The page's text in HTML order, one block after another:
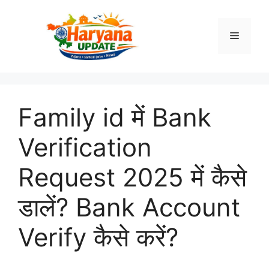
Menu
Family id में Bank
Verification
Request 2025 में कैसे
डालें? Bank Account
Verify कैसे करें?